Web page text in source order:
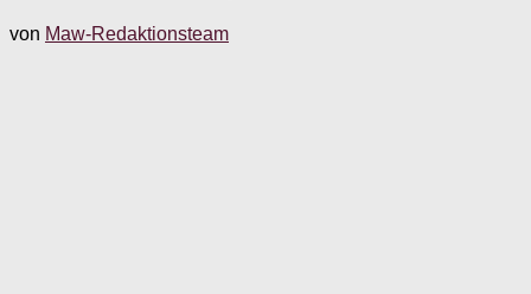
von Maw-Redaktionsteam